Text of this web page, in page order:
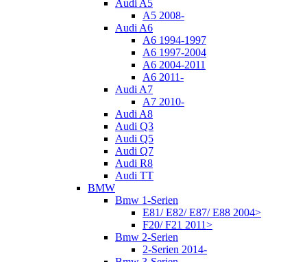
Audi A5
A5 2008-
Audi A6
A6 1994-1997
A6 1997-2004
A6 2004-2011
A6 2011-
Audi A7
A7 2010-
Audi A8
Audi Q3
Audi Q5
Audi Q7
Audi R8
Audi TT
BMW
Bmw 1-Serien
E81/ E82/ E87/ E88 2004>
F20/ F21 2011>
Bmw 2-Serien
2-Serien 2014-